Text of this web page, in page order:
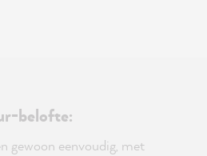
belofte:
gewoon eenvoudig, met